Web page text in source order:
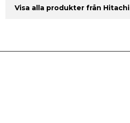
Visa alla produkter från Hitachi